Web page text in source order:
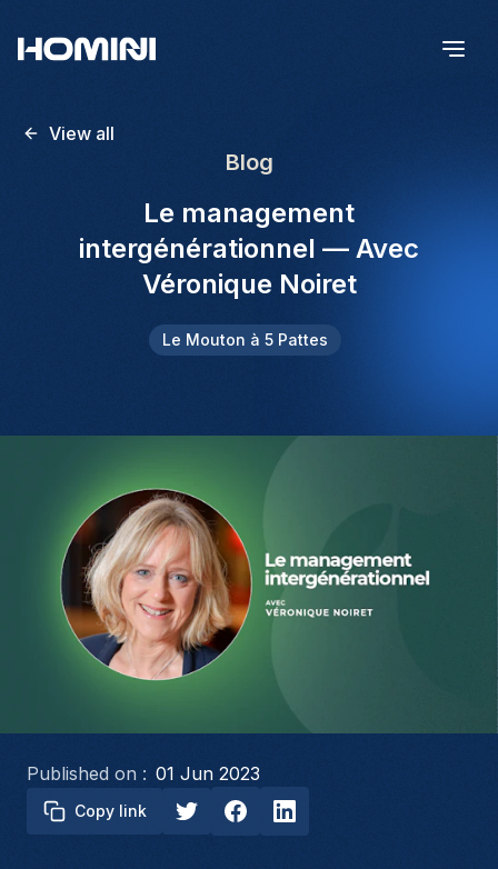
View all
Blog
Le management
intergénérationnel — Avec
Véronique Noiret
Le Mouton à 5 Pattes
Published on : 01 Jun 2023
Copy link